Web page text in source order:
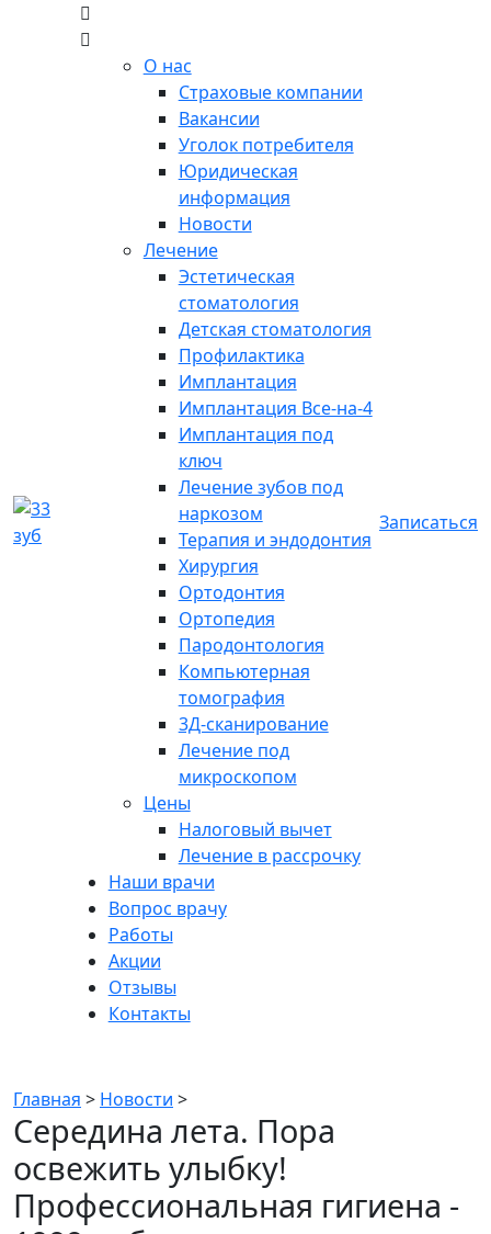
О нас
Страховые компании
Вакансии
Уголок потребителя
Юридическая
информация
Новости
Лечение
Эстетическая
стоматология
Детская стоматология
Профилактика
Имплантация
Имплантация Все-на-4
Имплантация под
ключ
Лечение зубов под
наркозом
Терапия и эндодонтия
Хирургия
Ортодонтия
Ортопедия
Пародонтология
Компьютерная
томография
3Д-сканирование
Лечение под
микроскопом
Цены
Налоговый вычет
Лечение в рассрочку
Наши врачи
Вопрос врачу
Работы
Акции
Отзывы
Контакты
Записаться
Главная > Новости >
Середина лета. Пора
освежить улыбку!
Профессиональная гигиена -